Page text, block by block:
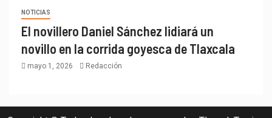
NOTICIAS
El novillero Daniel Sánchez lidiará un
novillo en la corrida goyesca de Tlaxcala
mayo 1, 2026 Redacción